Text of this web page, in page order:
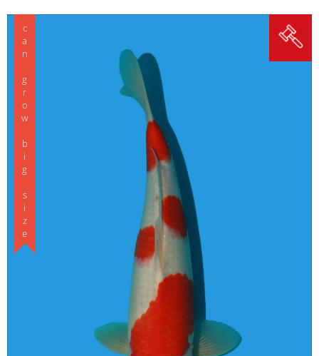
can grow big size